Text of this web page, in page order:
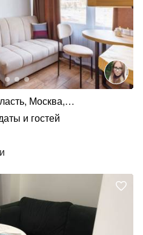
Москва,
кт, 33А
и гостей